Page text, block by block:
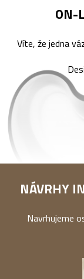
ON-
Víte, že jedna
NÁVRHY
Navrhujeme